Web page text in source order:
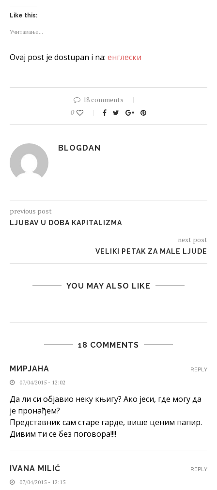
Like this:
Учитавање...
Ovaj post je dostupan i na: енглески
18 comments
0
BLOGDAN
previous post
LJUBAV U DOBA KAPITALIZMA
next post
VELIKI PETAK ZA MALE LJUDE
YOU MAY ALSO LIKE
18 COMMENTS
МИРЈАНА
07/04/2015 - 12:02
Да ли си објавио неку књигу? Ако јеси, где могу да
је пронађем?
Представник сам старе гарде, више ценим папир.
Дивим ти се без поговора!!!!
REPLY
IVANA MILIĆ
07/04/2015 - 12:15
REPLY